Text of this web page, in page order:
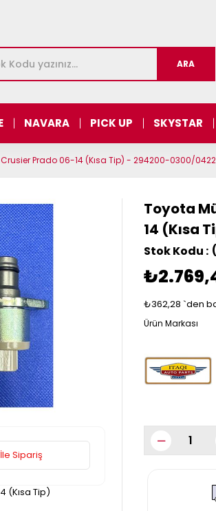
NAVARA PICK UP SKYSTAR
Prado 06-14 (Kısa Tip) - 294200-0300/
Sipariş
(Kısa Tip)
Toyota
14 (Kısa
₺362,28 `den